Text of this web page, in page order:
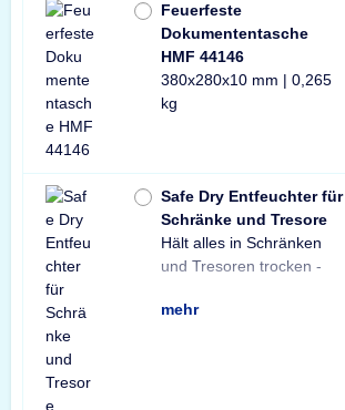
Feuerfeste
Dokumententasche
HMF 44146
380x280x10 mm | 0,265
kg
Safe Dry Entfeuchter für
Schränke und Tresore
Hält alles in Schränken
und Tresoren trocken -
Praktischer Entfeuchter
aus Naturgranulat für
Tresore und Schränke
gegen Rost, Schimmel
mehr